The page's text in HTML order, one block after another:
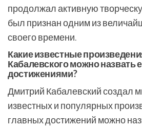
продолжал активную
был признан одним из
своего времени.
Какие известные
Кабалевского можно назвать
достижениями?
Дмитрий Кабалевский создал
известных и популярных
главных достижений можно